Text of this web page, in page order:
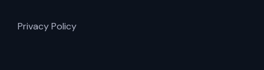
Privacy Policy